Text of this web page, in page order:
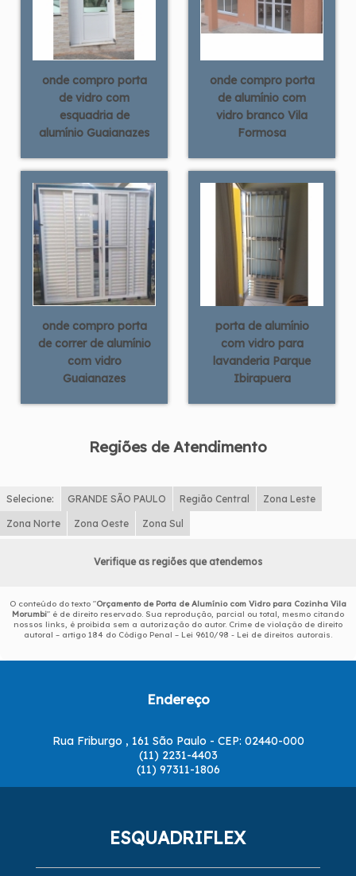
onde compro porta
de vidro com
esquadria de
alumínio Guaianazes
onde compro porta
de alumínio com
vidro branco Vila
Formosa
onde compro porta
de correr de alumínio
com vidro
Guaianazes
porta de alumínio
com vidro para
lavanderia Parque
Ibirapuera
Regiões de Atendimento
Selecione: GRANDE SÃO PAULO Região Central Zona Leste
Zona Norte Zona Oeste Zona Sul
Verifique as regiões que atendemos
O conteúdo do texto "Orçamento de Porta de Alumínio com Vidro para Cozinha Vila
Morumbi" é de direito reservado. Sua reprodução, parcial ou total, mesmo citando
nossos links, é proibida sem a autorização do autor. Crime de violação de direito
autoral – artigo 184 do Código Penal – Lei 9610/98 - Lei de direitos autorais
Endereço
Rua Friburgo , 161 São Paulo - CEP: 02440-000
(11) 2231-4403
(11) 97311-1806
ESQUADRIFLEX